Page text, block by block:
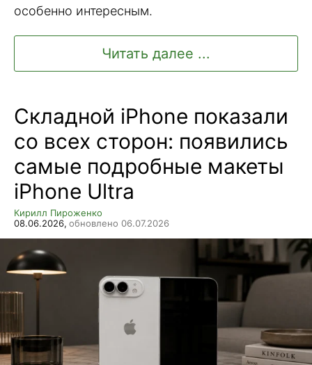
особенно интересным.
Читать далее ...
Складной iPhone показали
со всех сторон: появились
самые подробные макеты
iPhone Ultra
Кирилл Пироженко
08.06.2026, обновлено 06.07.2026